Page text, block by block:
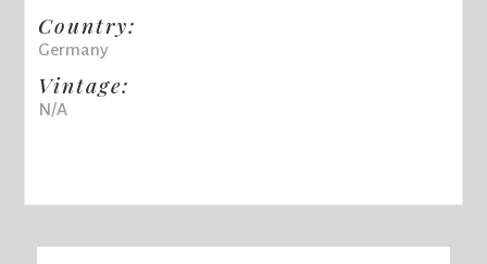
Country:
Germany
Vintage:
N/A